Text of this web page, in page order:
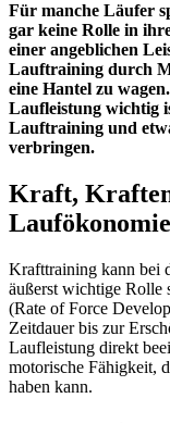
Für manche Läufer
gar keine Rolle in
einer angeblichen
Lauftraining durch
eine Hantel zu
Laufleistung wichtig
Lauftraining und
verbringen.
Kraft,
Laufökonomie
Krafttraining kann bei
äußerst wichtige
(Rate of Force
Zeitdauer bis zur
Laufleistung direkt
motorische Fähigkeit,
haben kann.